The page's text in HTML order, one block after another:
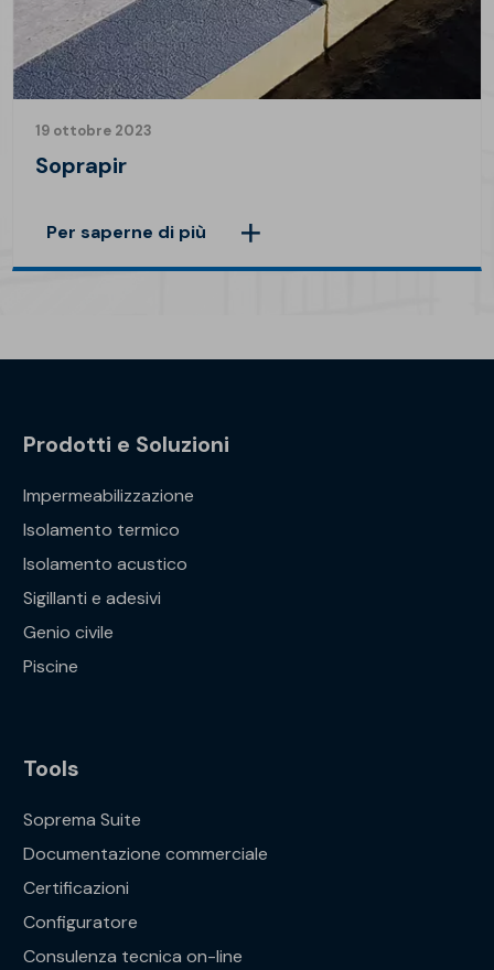
19 ottobre 2023
Soprapir
Per saperne di più
Prodotti e Soluzioni
Impermeabilizzazione
Isolamento termico
Isolamento acustico
Sigillanti e adesivi
Genio civile
Piscine
Tools
Soprema Suite
Documentazione commerciale
Certificazioni
Configuratore
Consulenza tecnica on-line